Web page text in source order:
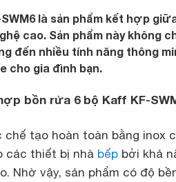
là sản phẩm kết hợp
cao. Sản phẩm này không
đến nhiều tính năng thông
cho gia đình bạn.
bồn rửa 6 bộ Kaff KF-
tạo hoàn toàn bằng inox
các thiết bị nhà bếp bởi khả
Nhờ vậy, sản phẩm có độ